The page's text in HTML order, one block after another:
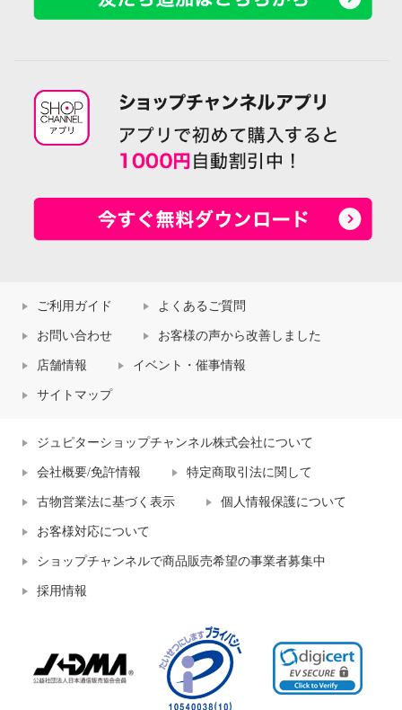
ご利用ガイド よくあるご質問
お問い合わせ お客様の声から改善しました
店舗情報 イベント・催事情報
サイトマップ
ジュピターショップチャンネル株式会社について
会社概要/免許情報 特定商取引法に関して
古物営業法に基づく表示 個人情報保護について
お客様対応について
ショップチャンネルで商品販売希望の事業者募集中
採用情報